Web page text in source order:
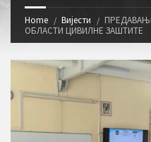
Home Вијести
ОБЛАСТИ ЦИВИЛНЕ ЗАШТИТЕ